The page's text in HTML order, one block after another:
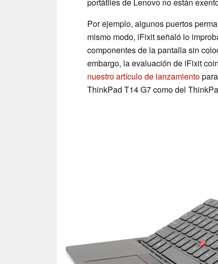
Por ejemplo, algunos puertos
mismo modo, iFixit señaló lo
componentes de la pantalla sin
embargo, la evaluación de iFixit
nuestro artículo de lanzamiento
ThinkPad T14 G7 como del